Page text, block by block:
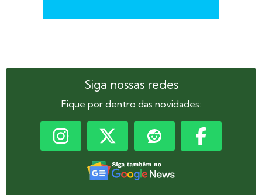
Siga nossas redes
Fique por dentro das novidades: